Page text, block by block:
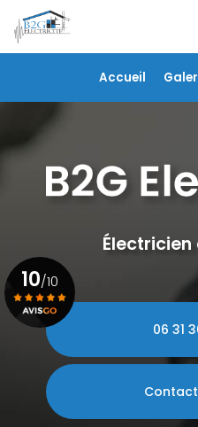
au
contenu
principal
Accueil
06 31
10/10
Voir le certificat